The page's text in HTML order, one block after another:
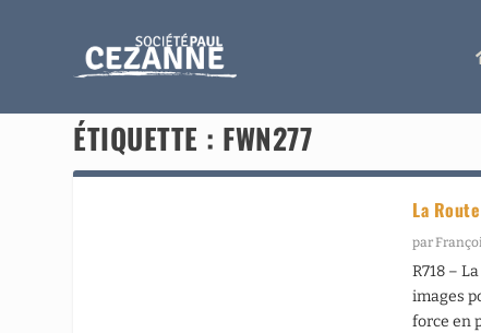
ÉTIQUETTE : FWN277
La
par
R718 –
images
force en